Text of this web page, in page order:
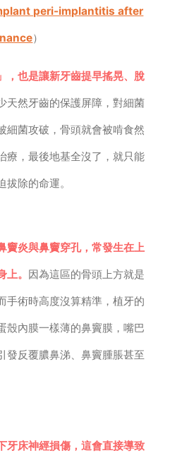
peri-implantitis after
）
，也是讓新牙齒提早搖晃、脫
天然牙齒的保護屏障，對細菌
細菌攻破，骨頭就會被啃食然
療，最後地基全沒了，就只能
除的命運。
竇炎與鼻竇穿孔，常發生在上
。 因為這區的骨頭上方就是
手術時高度沒算精準，植牙的
殼內膜一樣薄的鼻竇膜，嘴巴
發反覆膿鼻涕、鼻竇腫脹甚至
牙床神經損傷，這會直接導致